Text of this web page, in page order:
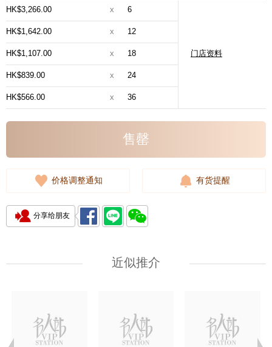
HK$3,266.00 x 6
门店资料
HK$1,642.00 x 12
HK$1,107.00 x 18
HK$839.00 x 24
HK$566.00 x 36
售罄
价格调整通知 有货提醒
分享给朋友
近似推介